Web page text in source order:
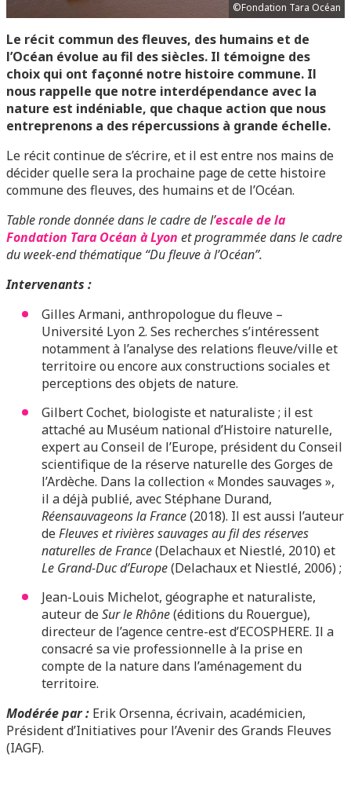
©Fondation Tara Océan
Le récit commun des fleuves, des humains et de
l’Océan évolue au fil des siècles. Il témoigne des
choix qui ont façonné notre histoire commune. Il
nous rappelle que notre interdépendance avec la
nature est indéniable, que chaque action que nous
entreprenons a des répercussions à grande échelle.
Le récit continue de s’écrire, et il est entre nos mains de
décider quelle sera la prochaine page de cette histoire
commune des fleuves, des humains et de l’Océan.
Table ronde donnée dans le cadre de l’escale de la
Fondation Tara Océan à Lyon et programmée dans le cadre
du week-end thématique “Du fleuve à l’Océan”.
Intervenants :
Gilles Armani, anthropologue du fleuve –
Université Lyon 2. Ses recherches s’intéressent
notamment à l’analyse des relations fleuve/ville et
territoire ou encore aux constructions sociales et
perceptions des objets de nature.
Gilbert Cochet, biologiste et naturaliste ; il est
attaché au Muséum national d’Histoire naturelle,
expert au Conseil de l’Europe, président du Conseil
scientifique de la réserve naturelle des Gorges de
l’Ardèche. Dans la collection « Mondes sauvages »,
il a déjà publié, avec Stéphane Durand,
Réensauvageons la France(2018). Il est aussi l’auteur
deFleuves et rivières sauvages au fil des réserves
naturelles de France(Delachaux et Niestlé, 2010) et
Le Grand-Duc d’Europe(Delachaux et Niestlé, 2006) ;
Jean-Louis Michelot, géographe et naturaliste,
auteur deSur le Rhône(éditions du Rouergue),
directeur de l’agence centre-est d’ECOSPHERE. Il a
consacré sa vie professionnelle à la prise en
compte de la nature dans l’aménagement du
territoire.
Modérée par : Erik Orsenna, écrivain, académicien,
Président d’Initiatives pour l’Avenir des Grands Fleuves
(IAGF).